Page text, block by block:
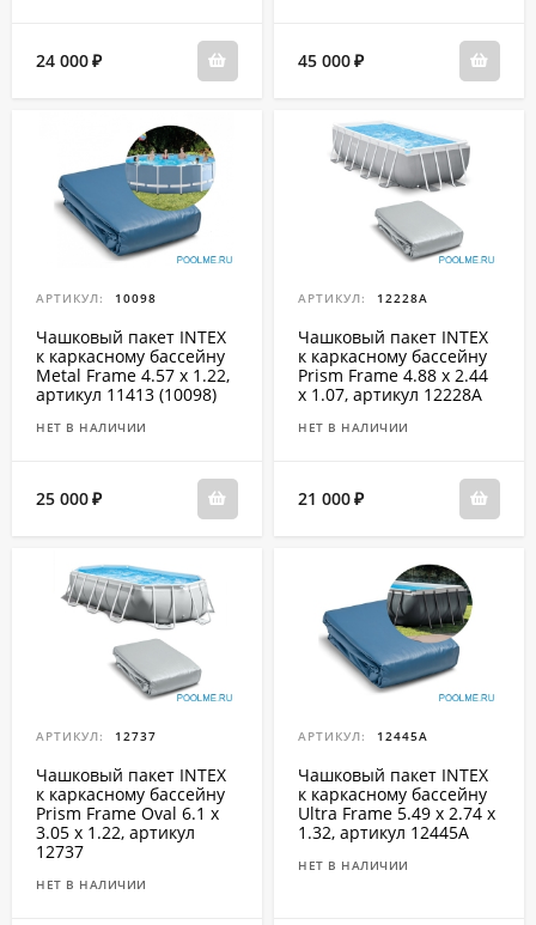
24 000₽ 45 000₽
АРТИКУЛ: 10098
Чашковый пакет INTEX
к каркасному бассейну
Metal Frame 4.57 x 1.22,
артикул 11413 (10098)
НЕТ В НАЛИЧИИ
25 000₽
АРТИКУЛ: 12228A
Чашковый пакет INTEX
к каркасному бассейну
Prism Frame 4.88 x 2.44
x 1.07, артикул 12228A
НЕТ В НАЛИЧИИ
21 000₽
АРТИКУЛ: 12737
Чашковый пакет INTEX
к каркасному бассейну
Prism Frame Oval 6.1 x
3.05 x 1.22, артикул
12737
НЕТ В НАЛИЧИИ
АРТИКУЛ: 12445A
Чашковый пакет INTEX
к каркасному бассейну
Ultra Frame 5.49 x 2.74 x
1.32, артикул 12445A
НЕТ В НАЛИЧИИ